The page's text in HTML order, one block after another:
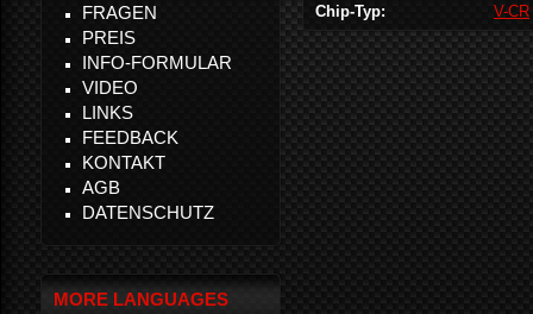
Chip-Typ:
V-CR
FRAGEN
PREIS
INFO-FORMULAR
VIDEO
LINKS
FEEDBACK
KONTAKT
AGB
DATENSCHUTZ
MORE LANGUAGES